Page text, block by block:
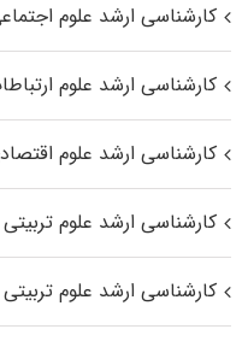
کارشناسی ارشد علوم
کارشناسی ارشد علوم
کارشناسی ارشد علوم
کارشناسی ارشد علوم تربیتی
کارشناسی ارشد علوم تربیتی ۲